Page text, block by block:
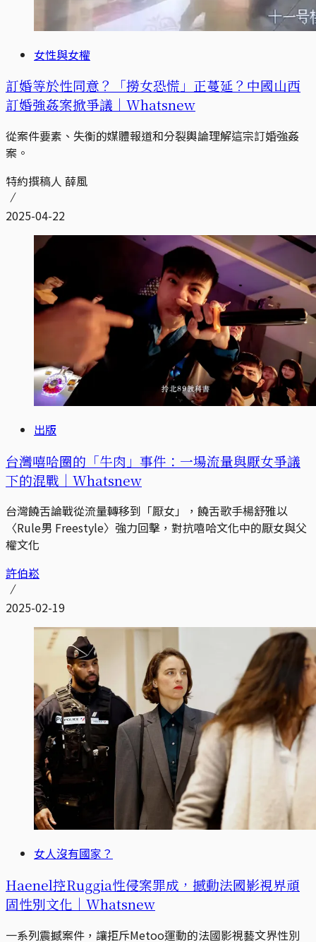
女性與女權
訂婚等於性同意？「撈女恐慌」正蔓延？中國山西
訂婚強姦案掀爭議｜Whatsnew
從案件要素、失衡的媒體報道和分裂輿論理解這宗訂婚強姦
案。
特約撰稿人 薛風
2025-04-22
出版
台灣嘻哈圈的「牛肉」事件：一場流量與厭女爭議
下的混戰｜Whatsnew
台灣饒舌論戰從流量轉移到「厭女」，饒舌歌手楊舒雅以
〈Rule男 Freestyle〉強力回擊，對抗嘻哈文化中的厭女與父
權文化
許伯崧
2025-02-19
女人沒有國家？
Haenel控Ruggia性侵案罪成，撼動法國影視界頑
固性別文化｜Whatsnew
一系列震撼案件，讓拒斥Metoo運動的法國影視藝文界性別